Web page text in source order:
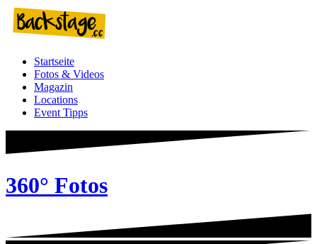
Zum
Inhalt
springen
Startseite
Fotos & Videos
Magazin
Locations
Event Tipps
360° Fotos